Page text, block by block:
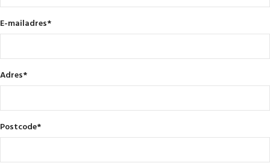
E-mailadres*
Adres*
Postcode*